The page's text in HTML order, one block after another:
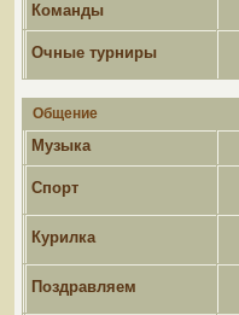
Команды
Очные турниры
Общение
Музыка
Спорт
Курилка
Поздравляем